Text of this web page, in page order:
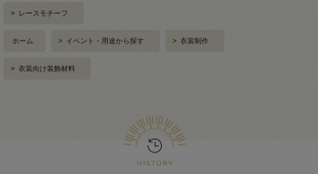
> レースモチーフ
ホーム > イベント・用途から探す > 衣装制作
> 衣装向け装飾材料